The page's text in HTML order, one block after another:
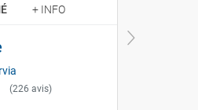
+ INFO
(226 avis)